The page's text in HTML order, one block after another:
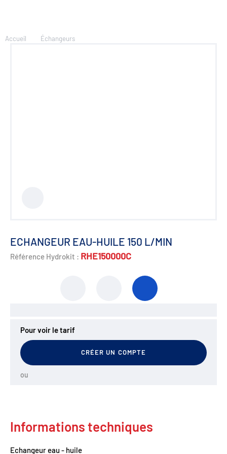
Accueil Échangeurs
ECHANGEUR EAU-HUILE 150 L/MIN
Référence Hydrokit : RHE150000C
Pour voir le tarif
CRÉER UN COMPTE
ou
Informations techniques
Echangeur eau - huile